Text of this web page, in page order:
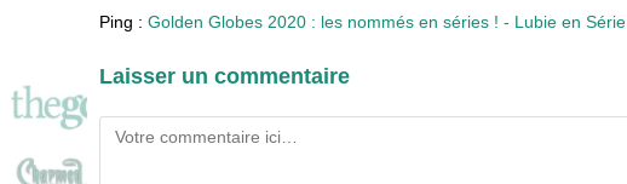
Ping : Golden Globes 2020 : les nommés en séries ! - Lubie en Série
Laisser un commentaire
Comment